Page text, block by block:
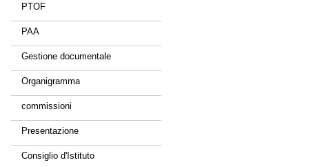
PTOF
PAA
Gestione documentale
Organigramma
commissioni
Presentazione
Consiglio d'Istituto